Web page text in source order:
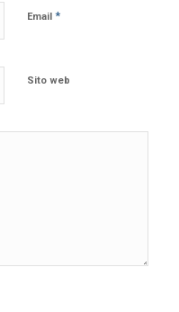
Email *
Sito web